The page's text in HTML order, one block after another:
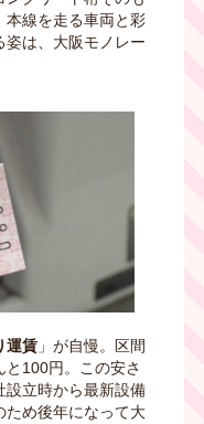
本線を走る車両と彩
姿は、大阪モノレー
運賃」が自慢。区間
100円。この安さ
設立時から最新設備
ため後年になって大